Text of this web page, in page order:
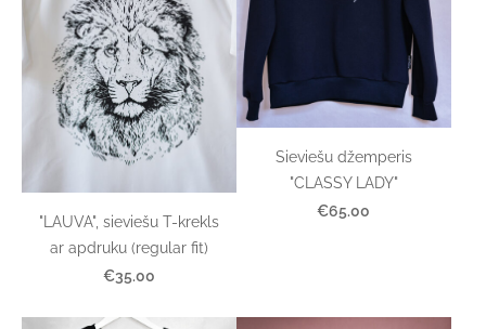
"LAUVA", sieviešu T-krekls
ar apdruku (regular fit)
€35.00
Sieviešu džemperis
"CLASSY LADY"
€65.00